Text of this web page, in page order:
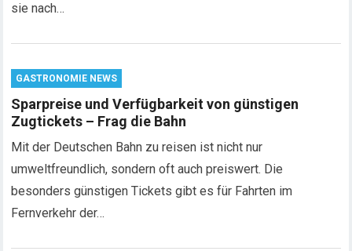
sie nach…
GASTRONOMIE NEWS
Sparpreise und Verfügbarkeit von günstigen
Zugtickets – Frag die Bahn
Mit der Deutschen Bahn zu reisen ist nicht nur
umweltfreundlich, sondern oft auch preiswert. Die
besonders günstigen Tickets gibt es für Fahrten im
Fernverkehr der…